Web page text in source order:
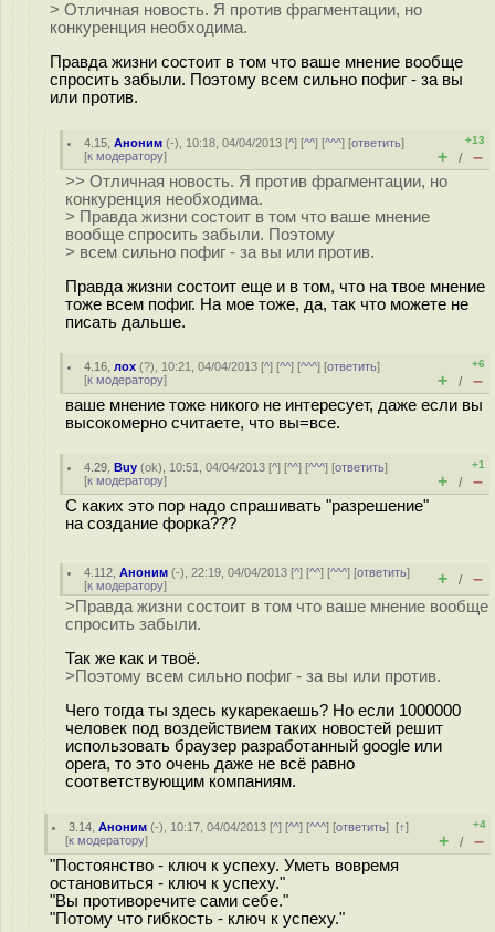
> Отличная новость. Я против фрагментации, но
конкуренция необходима.
Правда жизни состоит в том что ваше мнение вообще
спросить забыли. Поэтому всем сильно пофиг - за вы
или против.
4.15 ,Аноним (-), 10:18, 04/04/2013 [^] [^^] [^^^] [ответить]
[к модератору]
+13
+ / –
>> Отличная новость. Я против фрагментации, но
конкуренция необходима.
> Правда жизни состоит в том что ваше мнение
вообще спросить забыли. Поэтому
> всем сильно пофиг - за вы или против.
Правда жизни состоит еще и в том, что на твое мнение
тоже всем пофиг. На мое тоже, да, так что можете не
писать дальше.
4.16 ,лох (?), 10:21, 04/04/2013 [^] [^^] [^^^] [ответить]
[к модератору]
+6
+ / –
ваше мнение тоже никого не интересует, даже если вы
высокомерно считаете, что вы=все.
4.29 ,Buy (ok), 10:51, 04/04/2013 [^] [^^] [^^^] [ответить]
[к модератору]
+1
+ / –
С каких это пор надо спрашивать "разрешение"
на создание форка???
4.112 ,Аноним (-), 22:19, 04/04/2013 [^] [^^] [^^^] [ответить]
[к модератору] + / –
>Правда жизни состоит в том что ваше мнение вообще
спросить забыли.
Так же как и твоё.
>Поэтому всем сильно пофиг - за вы или против.
Чего тогда ты здесь кукарекаешь? Но если 1000000
человек под воздействием таких новостей решит
использовать браузер разработанный google или
opera, то это очень даже не всё равно
соответствующим компаниям.
3.14 ,Аноним (-), 10:17, 04/04/2013 [^] [^^] [^^^] [ответить][↑]
[к модератору]
+4
+ / –
"Постоянство - ключ к успеху. Уметь вовремя
остановиться - ключ к успеху."
"Вы противоречите сами себе."
"Потому что гибкость - ключ к успеху."